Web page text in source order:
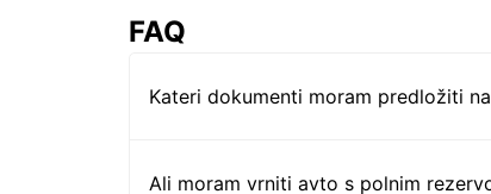
FAQ
Kateri dokumenti moram predložiti
Ali moram vrniti avto s polnim